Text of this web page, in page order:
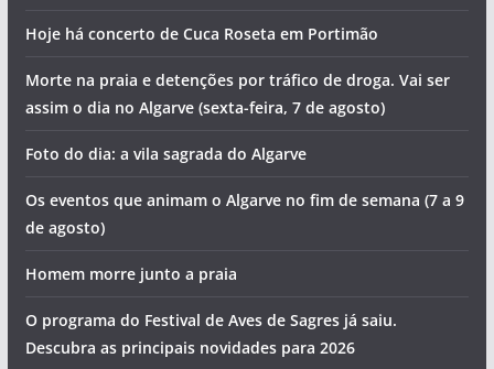
Hoje há concerto de Cuca Roseta em Portimão
Morte na praia e detenções por tráfico de droga. Vai ser
assim o dia no Algarve (sexta-feira, 7 de agosto)
Foto do dia: a vila sagrada do Algarve
Os eventos que animam o Algarve no fim de semana (7 a 9
de agosto)
Homem morre junto a praia
O programa do Festival de Aves de Sagres já saiu.
Descubra as principais novidades para 2026